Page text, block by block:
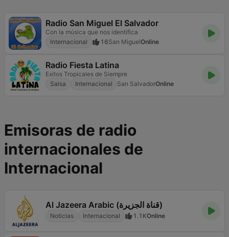
Radio San Miguel El Salvador
Con la música que nos identifica
Internacional
16San MiguelOnline
Radio Fiesta Latina
Exitos Tropicales de Siempre
Salsa
Internacional San SalvadorOnline
Emisoras de radio
internacionales de
Internacional
Al Jazeera Arabic (قناة الجزيرة)
Noticias Internacional 1.1KOnline